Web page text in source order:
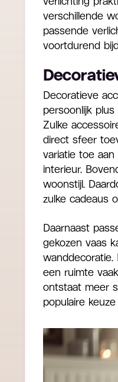
verschillende
passende
voortdurend
Decoratieve
persoonlijk
Zulke
direct sfeer
variatie toe
interieur.
woonstijl.
zulke cadeaus
Daarnaast
gekozen vaas
wanddecoratie.
een ruimte
ontstaat meer
populaire